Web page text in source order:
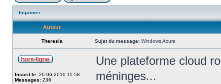
Imprimer
Auteur
Theresia Sujet du message: Windows Azure
Inscrit le: 26-06-2010 11:58
Messages: 236
Une plateforme cloud
méninges...